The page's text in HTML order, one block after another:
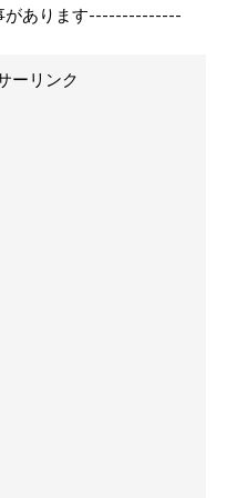
あります--------------
ーリンク